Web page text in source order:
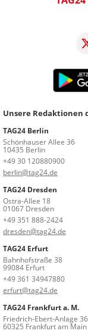
Unsere Redaktionen
TAG24 Berlin
Schönhauser Allee 36
10435 Berlin
+49 30 120880900
berlin@tag24.de
TAG24 Dresden
Ostra-Allee 18
01067 Dresden
+49 351 888-2424
dresden@tag24.de
TAG24 Erfurt
Bahnhofstraße 38
99084 Erfurt
+49 361 34947880
erfurt@tag24.de
TAG24 Frankfurt a. M.
Friedrich-Ebert-Anlage 36
60325 Frankfurt am Main